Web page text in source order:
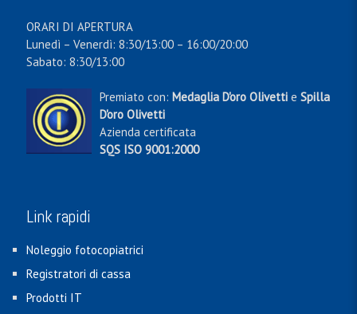
ORARI DI APERTURA
Lunedì – Venerdì: 8:30/13:00 – 16:00/20:00
Sabato: 8:30/13:00
Premiato con: Medaglia D'oro Olivetti e Spilla
D'oro Olivetti
Azienda certificata
SQS ISO 9001:2000
Link rapidi
Noleggio fotocopiatrici
Registratori di cassa
Prodotti IT